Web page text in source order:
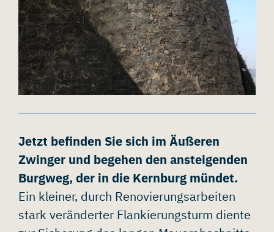
Jetzt befinden Sie sich im Äußeren
Zwinger und begehen den ansteigenden
Burgweg, der in die Kernburg mündet.
Ein kleiner, durch Renovierungsarbeiten
stark veränderter Flankierungsturm diente